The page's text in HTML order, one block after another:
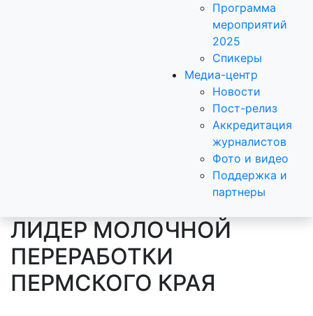
Программа
мероприятий
2025
Спикеры
Медиа-центр
Новости
Пост-релиз
Аккредитация
журналистов
Фото и видео
Поддержка и
партнеры
ЛИДЕР МОЛОЧНОЙ
ПЕРЕРАБОТКИ
ПЕРМСКОГО КРАЯ